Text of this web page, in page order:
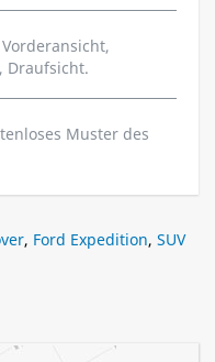
Draufsicht.
Muster des
, Ford Expedition, SUV